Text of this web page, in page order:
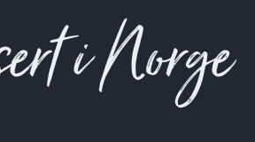
i Norge